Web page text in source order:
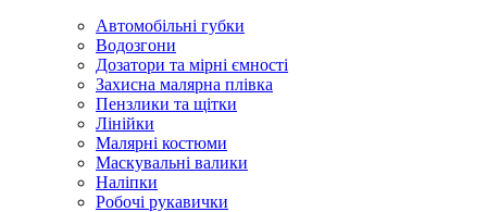
Автомобільні губки
Водозгони
Дозатори та мірні ємності
Захисна малярна плівка
Пензлики та щітки
Лінійки
Малярні костюми
Маскувальні валики
Наліпки
Робочі рукавички